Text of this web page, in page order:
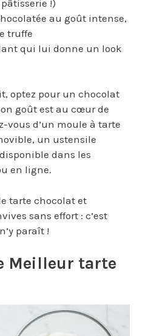
!)
au goût intense,
truffe
qui lui donne un look
optez pour un chocolat
goût est au cœur de
vous d’un moule à tarte
un ustensile
dans les
en ligne.
tarte chocolat et
sans effort : c’est
paraît !
Meilleur tarte